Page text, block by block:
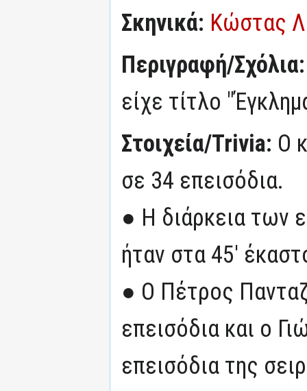
Σκηνικά: Κώστας
Περιγραφή/
είχε τίτλο
Στοιχεία/Trivia: Ο
σε 34 επεισόδια.
● Η διάρκεια των
ήταν στα 45'
● O Πέτρος
επεισόδια και ο
επεισόδια της